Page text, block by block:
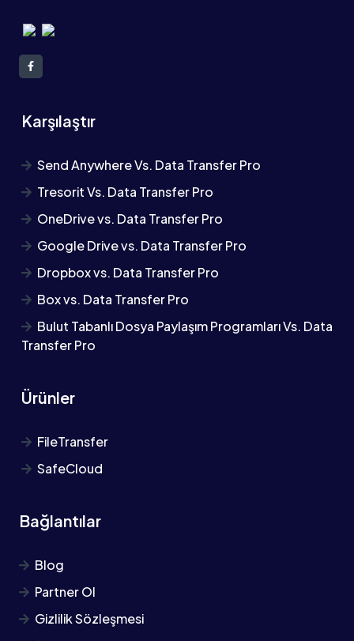
Karşılaştır
Send Anywhere Vs. Data Transfer Pro
Tresorit Vs. Data Transfer Pro
OneDrive vs. Data Transfer Pro
Google Drive vs. Data Transfer Pro
Dropbox vs. Data Transfer Pro
Box vs. Data Transfer Pro
Bulut Tabanlı Dosya Paylaşım Programları Vs. Data
Transfer Pro
Ürünler
FileTransfer
SafeCloud
Bağlantılar
Blog
Partner Ol
Gizlilik Sözleşmesi